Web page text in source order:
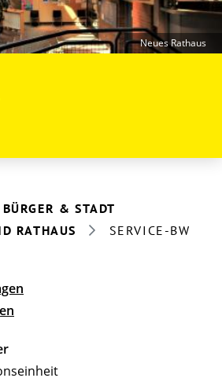
Neues Rathaus
BÜRGER & STADT
RATHAUS
SERVICE-BW